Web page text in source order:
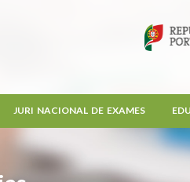
JURI NACIONAL DE EXAMES